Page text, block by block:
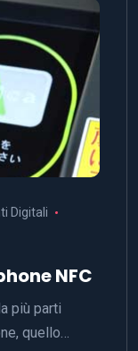
Digitali
NFC
più parti
quello…